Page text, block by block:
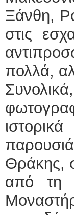
Ξάνθη,
στις
πολλά,
Θράκης,
από τη